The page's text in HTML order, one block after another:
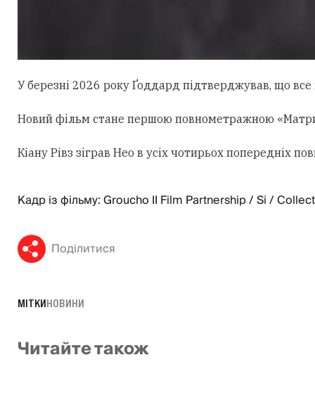
У березні 2026 року Ґоддард підтверджував, що все
Новий фільм стане першою повнометражною
Кіану Рівз зіграв Нео в усіх чотирьох попередніх
Кадр із фільму: Groucho II Film Partnership / Si /
Поділитися
МІТКИНОВИНИ
Читайте також